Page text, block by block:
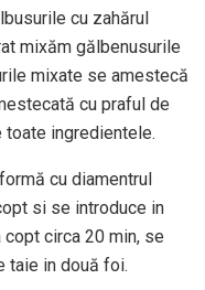
cu zahărul
mixăm gălbenusurile
mixate se amestecă
cu praful de
toate ingredientele.
cu diamentrul
si se introduce in
circa 20 min, se
taie in două foi.